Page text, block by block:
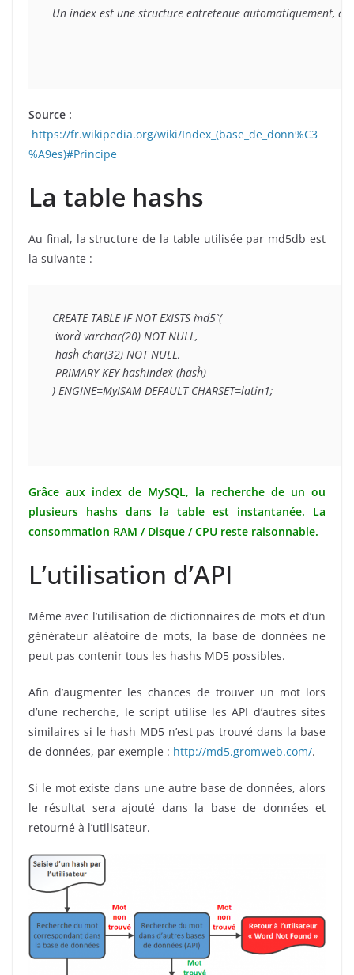
Un index est une structure entretenue automatiquement,
Source :
https://fr.wikipedia.org/wiki/Index_(base_de_donn%C3
%A9es)#Principe
La table hashs
Au final, la structure de la table utilisée par md5db est
la suivante :
CREATE TABLE IF NOT EXISTS `md5` (
`word` varchar(20) NOT NULL,
`hash` char(32) NOT NULL,
PRIMARY KEY `hashIndex` (`hash`)
) ENGINE=MyISAM DEFAULT CHARSET=latin1;
Grâce aux index de MySQL, la recherche de un ou
plusieurs hashs dans la table est instantanée. La
consommation RAM / Disque / CPU reste raisonnable.
L’utilisation d’API
Même avec l’utilisation de dictionnaires de mots et d’un
générateur aléatoire de mots, la base de données ne
peut pas contenir tous les hashs MD5 possibles.
Afin d’augmenter les chances de trouver un mot lors
d’une recherche, le script utilise les API d’autres sites
similaires si le hash MD5 n’est pas trouvé dans la base
de données, par exemple : http://md5.gromweb.com/.
Si le mot existe dans une autre base de données, alors
le résultat sera ajouté dans la base de données et
retourné à l’utilisateur.